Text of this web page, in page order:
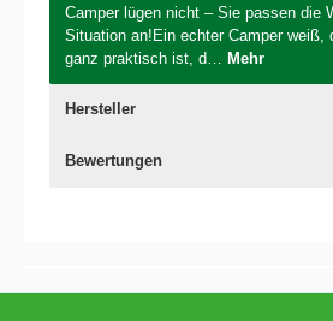
Camper lügen nicht – Sie passen die
Situation an!Ein echter Camper weiß,
ganz praktisch ist, d… Mehr
Hersteller
Bewertungen